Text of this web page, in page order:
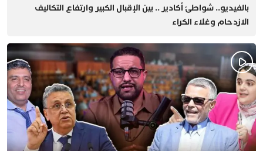
بالفيديو.. شواطئ أكادير .. بين الإقبال الكبير وارتفاع التكاليف
الازدحام وغلاء الكراء